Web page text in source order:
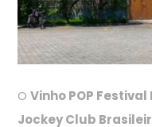
OVinho POP Festival
Jockey Club